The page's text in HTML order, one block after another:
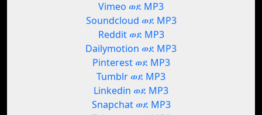
Vimeo ወደ MP3
Soundcloud ወደ MP3
Reddit ወደ MP3
Dailymotion ወደ MP3
Pinterest ወደ MP3
Tumblr ወደ MP3
Linkedin ወደ MP3
Snapchat ወደ MP3